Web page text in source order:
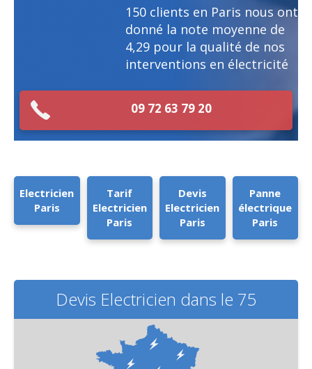
150 clients en Paris nous ont
donné la note moyenne de
4,29 pour la qualité de nos
interventions en électricité
09 72 63 79 20
Electricien
Paris
Tarif
Electricien
Paris
Devis
Electricien
Paris
Panne
électrique
Paris
Devis Electricien dans le 75